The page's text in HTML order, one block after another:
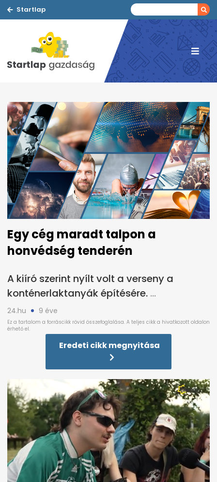
Startlap
Egy cég maradt talpon a
honvédség tenderén
A kiíró szerint nyílt volt a verseny a
konténerlaktanyák építésére.
24.hu 9 éve
Eredeti cikk megnyitása